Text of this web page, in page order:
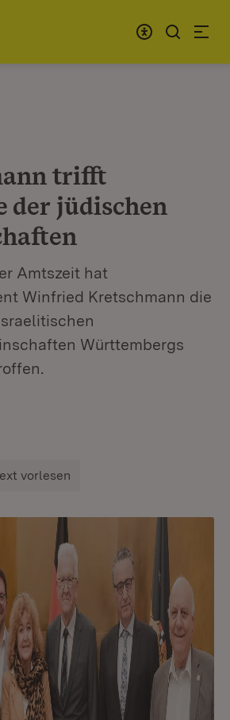
trifft
der jüdischen
Amtszeit hat
Winfried Kretschmann die
Württembergs
vorlesen